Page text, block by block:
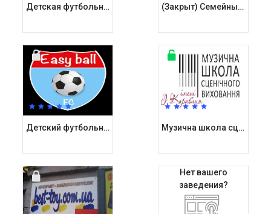
Детская футбольная школа Старвард / Starward Оболонь (Закрыт) Семейный Развлекательный Комплекс Игроленд в ТРЦ Караване
Детский футбольный клуб ИзиБол / Easyball Музична школа сценічного виховання імені Івана Карабиця
Нет вашего
заведения?